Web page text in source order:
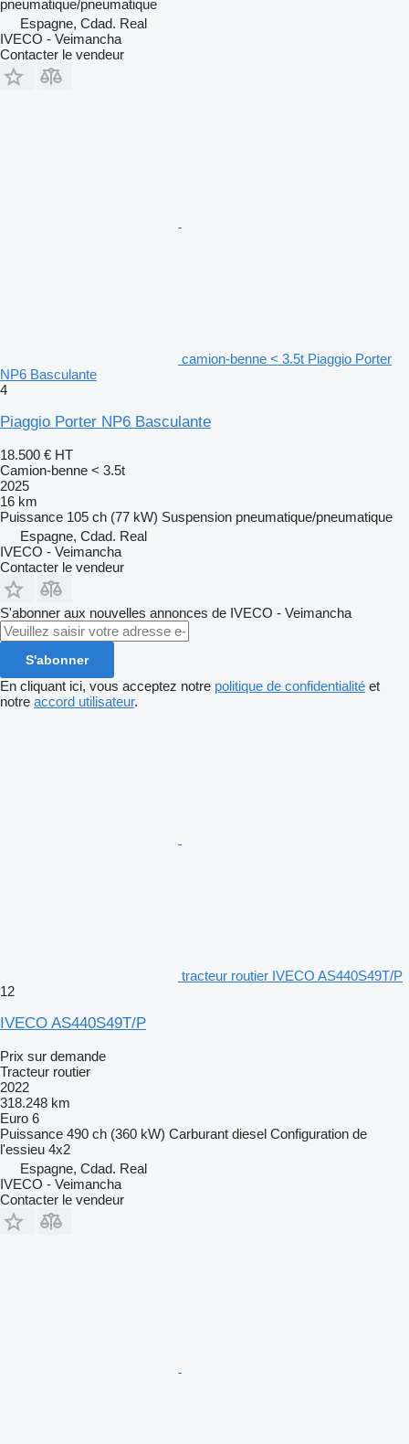
pneumatique/pneumatique
Espagne, Cdad. Real
IVECO - Veimancha
Contacter le vendeur
camion-benne < 3.5t Piaggio Porter
NP6 Basculante
4
Piaggio Porter NP6 Basculante
18.500 € HT
Camion-benne < 3.5t
2025
16 km
Puissance 105 ch (77 kW) Suspension pneumatique/pneumatique
Espagne, Cdad. Real
IVECO - Veimancha
Contacter le vendeur
S'abonner aux nouvelles annonces de IVECO - Veimancha
S'abonner
En cliquant ici, vous acceptez notre politique de confidentialité et
notre accord utilisateur.
tracteur routier IVECO AS440S49T/P
12
IVECO AS440S49T/P
Prix sur demande
Tracteur routier
2022
318.248 km
Euro 6
Puissance 490 ch (360 kW) Carburant diesel Configuration de
l'essieu 4x2
Espagne, Cdad. Real
IVECO - Veimancha
Contacter le vendeur